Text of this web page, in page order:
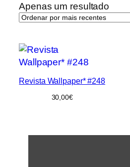
Apenas um resultado
Revista Wallpaper* #248
30,00€